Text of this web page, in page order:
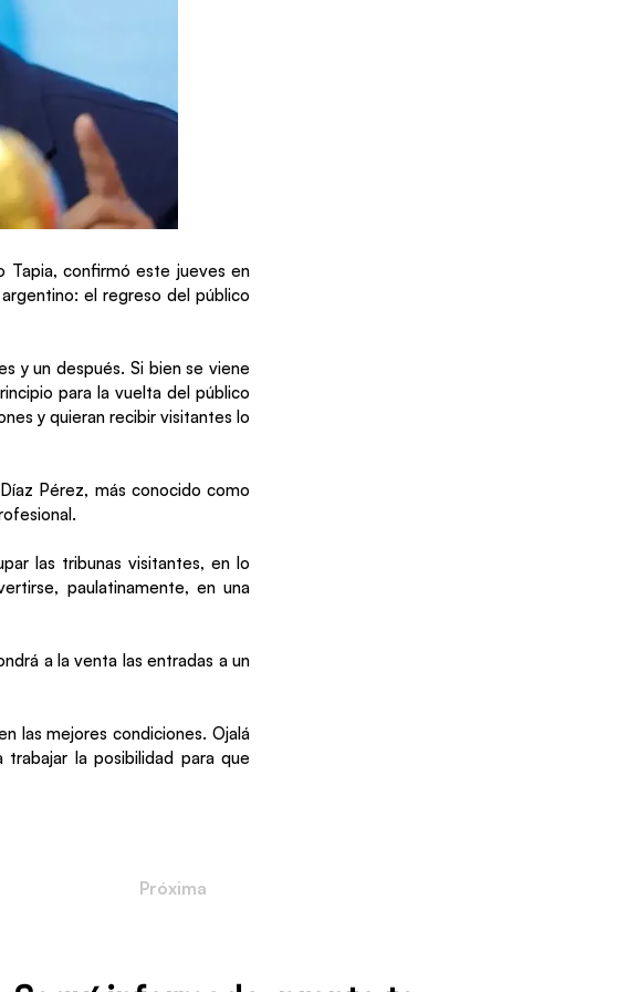
Tapia, confirmó este jueves en
el regreso del público
y un después. Si bien se viene
para la vuelta del público
y quieran recibir visitantes lo
Pérez, más conocido como
las tribunas visitantes, en lo
paulatinamente, en una
a la venta las entradas a un
las mejores condiciones. Ojalá
la posibilidad para que
Próxima